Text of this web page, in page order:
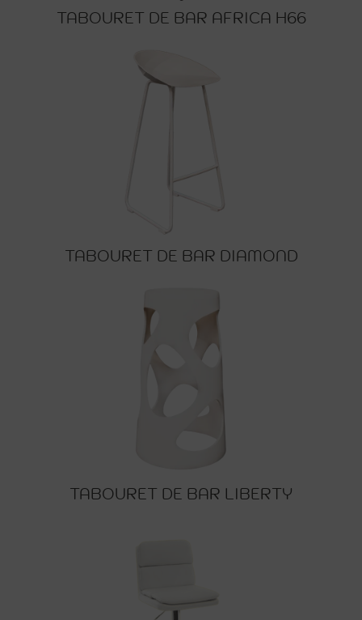
TABOURET DE BAR AFRICA H66
TABOURET DE BAR DIAMOND
TABOURET DE BAR LIBERTY